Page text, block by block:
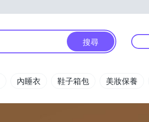
搜尋
內睡衣 鞋子箱包 美妝保養